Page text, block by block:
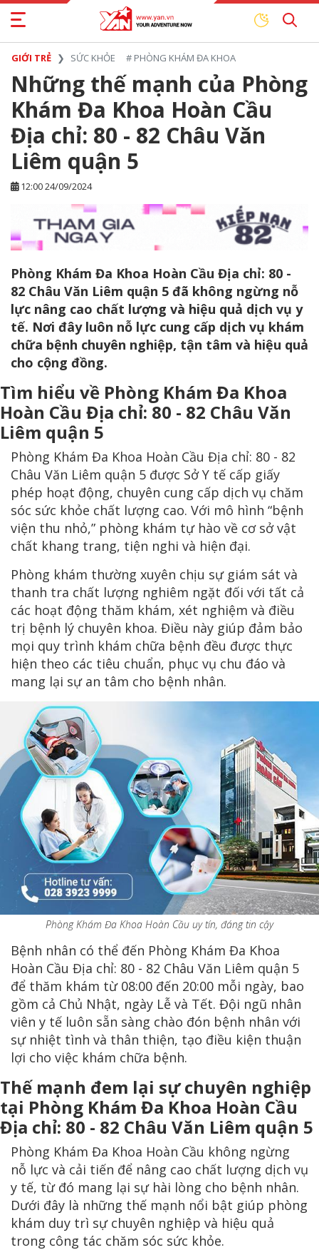
GIỚI TRẺ SỨC KHỎE # PHÒNG KHÁM ĐA KHOA
Những thế mạnh của Phòng
Khám Đa Khoa Hoàn Cầu
Địa chỉ: 80 - 82 Châu Văn
Liêm quận 5
12:00 24/09/2024
Phòng Khám Đa Khoa Hoàn Cầu Địa chỉ: 80 -
82 Châu Văn Liêm quận 5 đã không ngừng nỗ
lực nâng cao chất lượng và hiệu quả dịch vụ y
tế. Nơi đây luôn nỗ lực cung cấp dịch vụ khám
chữa bệnh chuyên nghiệp, tận tâm và hiệu quả
cho cộng đồng.
Tìm hiểu về Phòng Khám Đa Khoa
Hoàn Cầu Địa chỉ: 80 - 82 Châu Văn
Liêm quận 5
Phòng Khám Đa Khoa Hoàn Cầu Địa chỉ: 80 - 82
Châu Văn Liêm quận 5 được Sở Y tế cấp giấy
phép hoạt động, chuyên cung cấp dịch vụ chăm
sóc sức khỏe chất lượng cao. Với mô hình “bệnh
viện thu nhỏ,” phòng khám tự hào về cơ sở vật
chất khang trang, tiện nghi và hiện đại.
Phòng khám thường xuyên chịu sự giám sát và
thanh tra chất lượng nghiêm ngặt đối với tất cả
các hoạt động thăm khám, xét nghiệm và điều
trị bệnh lý chuyên khoa. Điều này giúp đảm bảo
mọi quy trình khám chữa bệnh đều được thực
hiện theo các tiêu chuẩn, phục vụ chu đáo và
mang lại sự an tâm cho bệnh nhân.
Phòng Khám Đa Khoa Hoàn Cầu uy tín, đáng tin cậy
Bệnh nhân có thể đến Phòng Khám Đa Khoa
Hoàn Cầu Địa chỉ: 80 - 82 Châu Văn Liêm quận 5
để thăm khám từ 08:00 đến 20:00 mỗi ngày, bao
gồm cả Chủ Nhật, ngày Lễ và Tết. Đội ngũ nhân
viên y tế luôn sẵn sàng chào đón bệnh nhân với
sự nhiệt tình và thân thiện, tạo điều kiện thuận
lợi cho việc khám chữa bệnh.
Thế mạnh đem lại sự chuyên nghiệp
tại Phòng Khám Đa Khoa Hoàn Cầu
Địa chỉ: 80 - 82 Châu Văn Liêm quận 5
Phòng Khám Đa Khoa Hoàn Cầu không ngừng
nỗ lực và cải tiến để nâng cao chất lượng dịch vụ
y tế, từ đó mang lại sự hài lòng cho bệnh nhân.
Dưới đây là những thế mạnh nổi bật giúp phòng
khám duy trì sự chuyên nghiệp và hiệu quả
trong công tác chăm sóc sức khỏe.